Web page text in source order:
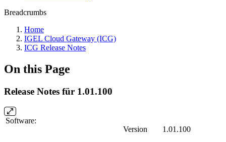
Breadcrumbs
Home
IGEL Cloud Gateway (ICG)
ICG Release Notes
On this Page
Release Notes für 1.01.100
Software:
Version
1.01.100